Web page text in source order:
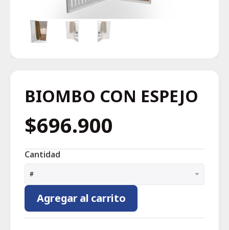
BIOMBO CON ESPEJO
$696.900
Cantidad
#
Agregar al carrito